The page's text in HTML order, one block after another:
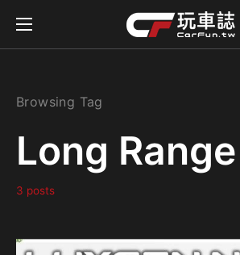
Browsing Tag
Long Range
3 posts